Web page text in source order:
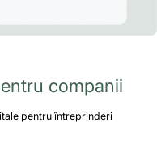
companii
pentru întreprinderi